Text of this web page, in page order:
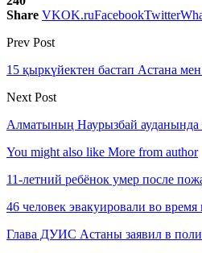
Share VKOK.ruFacebookTwitter
Prev Post
15 қыркүйектен бастап Астана мен
Next Post
Алматының Наурызбай ауданында
You might also like More from author
11-летний ребёнок умер после
46 человек эвакуировали во
Глава ДУИС Астаны заявил в